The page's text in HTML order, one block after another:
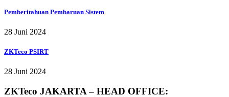
Pemberitahuan Pembaruan Sistem
28 Juni 2024
ZKTeco PSIRT
28 Juni 2024
ZKTeco JAKARTA – HEAD OFFICE: